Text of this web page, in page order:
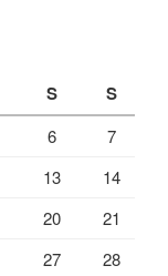
S S
6
7
13
14
20
21
27
28